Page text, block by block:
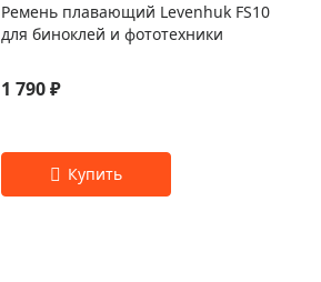
Ремень плавающий Levenhuk FS10
для биноклей и фототехники
1 790 ₽